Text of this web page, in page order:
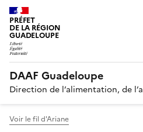
PRÉFET
DE LA RÉGION
GUADELOUPE
DAAF Guadeloupe
Direction de l’alimentation, de
Voir le fil d'Ariane